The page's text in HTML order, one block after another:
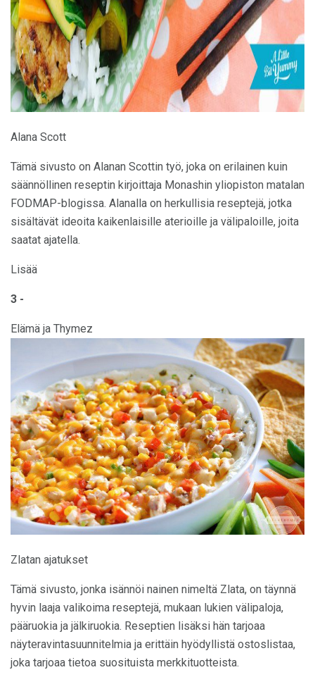
Alana Scott
Tämä sivusto on Alanan Scottin työ, joka on erilainen kuin
säännöllinen reseptin kirjoittaja Monashin yliopiston matalan
FODMAP-blogissa. Alanalla on herkullisia reseptejä, jotka
sisältävät ideoita kaikenlaisille aterioille ja välipaloille, joita
saatat ajatella.
Lisää
3 -
Elämä ja Thymez
Zlatan ajatukset
Tämä sivusto, jonka isännöi nainen nimeltä Zlata, on täynnä
hyvin laaja valikoima reseptejä, mukaan lukien välipaloja,
pääruokia ja jälkiruokia. Reseptien lisäksi hän tarjoaa
näyteravintasuunnitelmia ja erittäin hyödyllistä ostoslistaa,
joka tarjoaa tietoa suosituista merkkituotteista.